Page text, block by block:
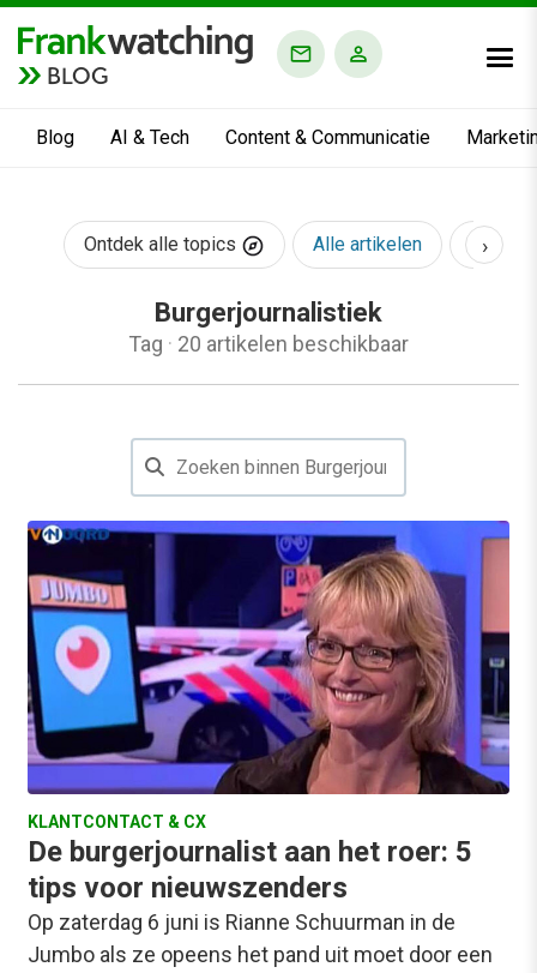
BLOG
Blog AI & Tech Content & Communicatie
Ontdek alle topics Alle artikelen AI &
›
Burgerjournalistiek
Tag · 20 artikelen beschikbaar
KLANTCONTACT & CX
De burgerjournalist aan het roer: 5
tips voor nieuwszenders
Op zaterdag 6 juni is Rianne Schuurman in de
Jumbo als ze opeens het pand uit moet door een